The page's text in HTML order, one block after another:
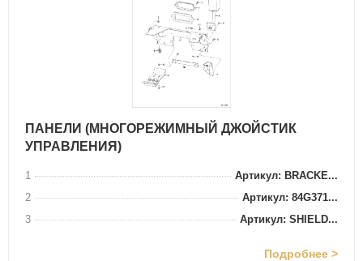
ПАНЕЛИ (МНОГОРЕЖИМНЫЙ ДЖОЙСТИК
УПРАВЛЕНИЯ)
1
Артикул: BRACKE...
2
Артикул: 84G371...
3
Артикул: SHIELD...
Подробнее >